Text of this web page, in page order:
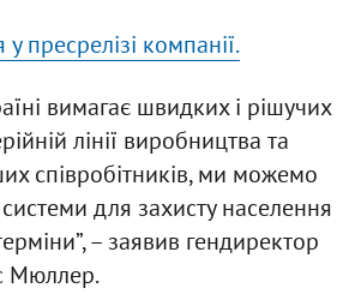
у пресрелізі компанії.
вимагає швидких і рішучих
лінії виробництва та
співробітників, ми можемо
системи для захисту населення
– заявив гендиректор
Мюллер.